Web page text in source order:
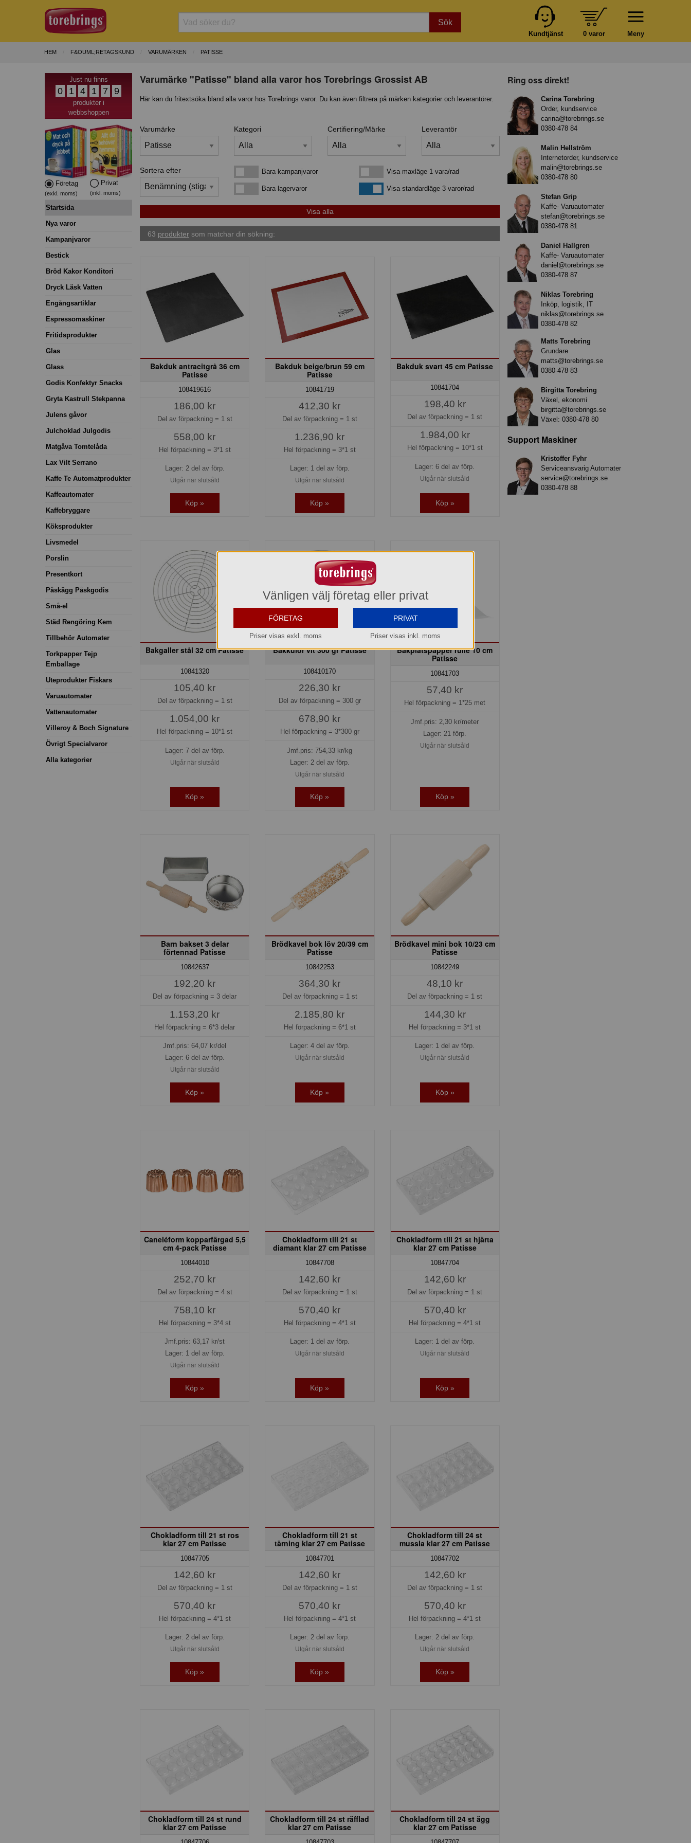
Sök
Meny
0 varor
Kundtjänst
HEM F&OUML;RETAGSKUND VARUMÄRKEN PATISSE
Just nu finns
0 1 4 1 7 9
produkter i
webbshoppen
Företag
(exkl. moms)
Privat
(inkl. moms)
Startsida
Nya varor
Kampanjvaror
Bestick
Bröd Kakor Konditori
Dryck Läsk Vatten
Engångsartiklar
Espressomaskiner
Fritidsprodukter
Glas
Glass
Godis Konfektyr Snacks
Gryta Kastrull Stekpanna
Julens gåvor
Julchoklad Julgodis
Matgåva Tomtelåda
Lax Vilt Serrano
Kaffe Te Automatprodukter
Kaffeautomater
Kaffebryggare
Köksprodukter
Livsmedel
Porslin
Presentkort
Påskägg Påskgodis
Små-el
Städ Rengöring Kem
Tillbehör Automater
Torkpapper Tejp
Emballage
Uteprodukter Fiskars
Varuautomater
Vattenautomater
Villeroy & Boch Signature
Övrigt Specialvaror
Alla kategorier
Varumärke "Patisse" bland alla varor hos Torebrings Grossist AB
Här kan du fritextsöka bland alla varor hos Torebrings varor. Du kan även filtrera på märken kategorier och leverantörer.
Varumärke Kategori Certifiering/Märke Leverantör
Sortera efter Bara kampanjvarorBara kampanjvaror
Bara lagervarorBara lagervaror
Visa maxläge 1 vara/rad
Visa maxläge 1 vara/rad
Visa standardlägeVisa standardläge 3 varor/rad
63 produkter som matchar din sökning:
Bakduk antracitgrå 36 cm
Patisse
108419616
186,00 kr
Del av förpackning = 1 st
558,00 kr
Hel förpackning = 3*1 st
Lager: 2 del av förp.
Utgår när slutsåld
Köp »
Bakduk beige/brun 59 cm
Patisse
10841719
412,30 kr
Del av förpackning = 1 st
1.236,90 kr
Hel förpackning = 3*1 st
Lager: 1 del av förp.
Utgår när slutsåld
Köp »
Bakduk svart 45 cm Patisse
10841704
198,40 kr
Del av förpackning = 1 st
1.984,00 kr
Hel förpackning = 10*1 st
Lager: 6 del av förp.
Utgår när slutsåld
Köp »
Bakgaller stål 32 cm Patisse
10841320
105,40 kr
Del av förpackning = 1 st
1.054,00 kr
Hel förpackning = 10*1 st
Lager: 7 del av förp.
Utgår när slutsåld
Köp »
Bakkulor vit 300 gr Patisse
108410170
226,30 kr
Del av förpackning = 300 gr
678,90 kr
Hel förpackning = 3*300 gr
Jmf.pris:754,33 kr/kg
Lager: 2 del av förp.
Utgår när slutsåld
Köp »
Bakplåtspapper rulle 10 cm
Patisse
10841703
57,40 kr
Hel förpackning = 1*25 met
Jmf.pris: 2,30 kr/meter
Lager: 21 förp.
Utgår när slutsåld
Köp »
Barn bakset 3 delar
förtennad Patisse
10842637
192,20 kr
Del av förpackning = 3 delar
1.153,20 kr
Hel förpackning =6*3 delar
Jmf.pris:64,07 kr/del
Lager: 6 del av förp.
Utgår när slutsåld
Köp »
Brödkavel bok löv 20/39 cm
Patisse
10842253
364,30 kr
Del av förpackning = 1 st
2.185,80 kr
Hel förpackning = 6*1 st
Lager: 4 del av förp.
Utgår när slutsåld
Köp »
Brödkavel mini bok 10/23 cm
Patisse
10842249
48,10 kr
Del av förpackning = 1 st
144,30 kr
Hel förpackning = 3*1 st
Lager: 1 del av förp.
Utgår när slutsåld
Köp »
Caneléform kopparfärgad 5,5
cm 4-pack Patisse
10844010
252,70 kr
Del av förpackning = 4 st
758,10 kr
Hel förpackning = 3*4 st
Jmf.pris:63,17 kr/st
Lager: 1 del av förp.
Utgår när slutsåld
Köp »
Chokladform till 21 st
diamant klar 27 cm Patisse
10847708
142,60 kr
Del av förpackning = 1 st
570,40 kr
Hel förpackning = 4*1 st
Lager: 1 del av förp.
Utgår när slutsåld
Köp »
Chokladform till 21 st hjärta
klar 27 cm Patisse
10847704
142,60 kr
Del av förpackning = 1 st
570,40 kr
Hel förpackning =4*1 st
Lager: 1 del av förp.
Utgår när slutsåld
Köp »
Chokladform till 21 st ros
klar 27 cm Patisse
10847705
142,60 kr
Del av förpackning = 1 st
570,40 kr
Hel förpackning = 4*1 st
Lager: 2 del av förp.
Utgår när slutsåld
Köp »
Chokladform till 21 st
tärning klar 27 cm Patisse
10847701
142,60 kr
Del av förpackning = 1 st
570,40 kr
Hel förpackning = 4*1 st
Lager: 2 del av förp.
Utgår när slutsåld
Köp »
Chokladform till 24 st
mussla klar 27 cm Patisse
10847702
142,60 kr
Del av förpackning = 1 st
570,40 kr
Hel förpackning =4*1 st
Lager: 2 del av förp.
Utgår när slutsåld
Köp »
Chokladform till 24 st rund
klar 27 cm Patisse
Chokladform till 24 st räfflad
klar 27 cm Patisse
Chokladform till 24 st ägg
klar 27 cm Patisse
Ring oss direkt!
Carina Torebring
Order, kundservice
carina@torebrings.se
0380-478 84
Malin Hellström
Internetorder, kundservice
malin@torebrings.se
0380-478 80
Stefan Grip
Kaffe- Varuautomater
stefan@torebrings.se
0380-478 81
Daniel Hallgren
Kaffe- Varuautomater
daniel@torebrings.se
0380-478 87
Niklas Torebring
Inköp, logistik, IT
niklas@torebrings.se
0380-478 82
Matts Torebring
Grundare
matts@torebrings.se
0380-478 83
Birgitta Torebring
Växel, ekonomi
birgitta@torebrings.se
Växel: 0380-478 80
Support Maskiner
Kristoffer Fyhr
Serviceansvarig Automater
service@torebrings.se
0380-478 88
Vänligen välj företag eller privat
FÖRETAG
Priser visas exkl. moms
PRIVAT
Priser visas inkl. moms